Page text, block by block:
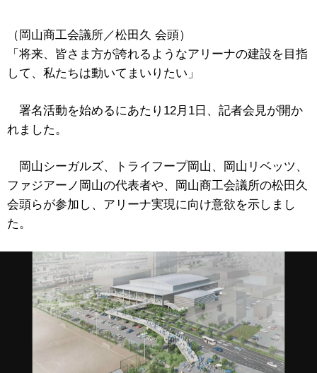
（岡山商工会議所／松田久 会頭）
「将来、皆さま方が誇れるようなアリーナの建設を目指
して、私たちは動いてまいりたい」
署名活動を始めるにあたり12月1日、記者会見が開か
れました。
岡山シーガルズ、トライフープ岡山、岡山リベッツ、
ファジアーノ岡山の代表者や、岡山商工会議所の松田久
会頭らが参加し、アリーナ実現に向け意欲を示しまし
た。